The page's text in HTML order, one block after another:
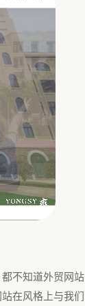
不知道外贸网站
在风格上与我们